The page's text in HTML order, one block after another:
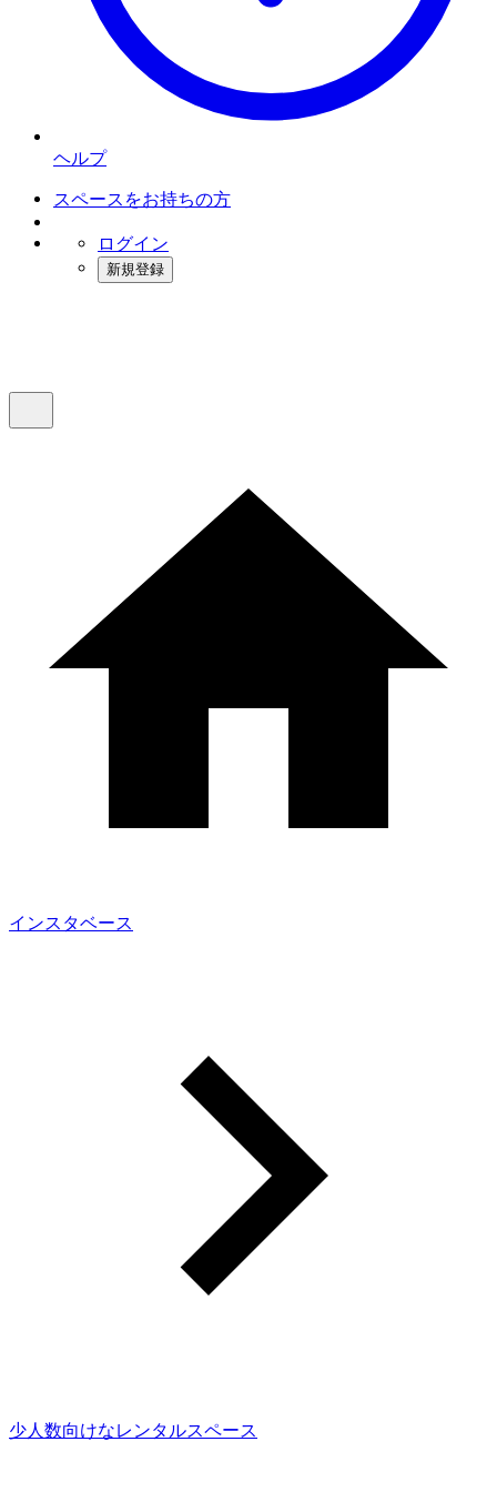
ヘルプ
スペースをお持ちの方
ログイン
新規登録
インスタベース
少人数向けなレンタルスペース